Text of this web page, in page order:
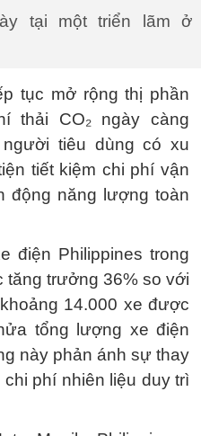
tại một triển lãm ở
tục mở rộng thị phần
thải CO₂ ngày càng
tiêu dùng có xu
tiết kiệm chi phí vận
động năng lượng toàn
điện Philippines trong
tăng trưởng 36% so với
14.000 xe được
tổng lượng xe điện
này phản ánh sự thay
phí nhiên liệu duy trì